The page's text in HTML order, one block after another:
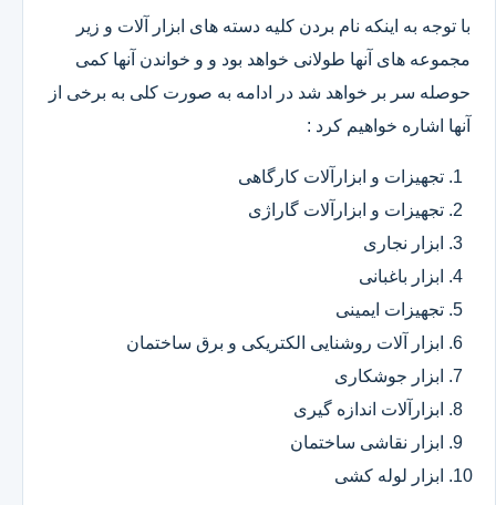
با توجه به اینکه نام بردن کلیه دسته های ابزار آلات و زیر
مجموعه های آنها طولانی خواهد بود و و خواندن آنها کمی
حوصله سر بر خواهد شد در ادامه به صورت کلی به برخی از
آنها اشاره خواهیم کرد :
تجهیزات و ابزارآلات کارگاهی
تجهیزات و ابزارآلات گاراژی
ابزار نجاری
ابزار باغبانی
تجهیزات ایمینی
ابزار آلات روشنایی الکتریکی و برق ساختمان
ابزار جوشکاری
ابزارآلات اندازه گیری
ابزار نقاشی ساختمان
ابزار لوله کشی